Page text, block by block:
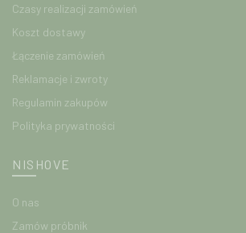
Czasy realizacji zamówień
Koszt dostawy
Łączenie zamówień
Reklamacje i zwroty
Regulamin zakupów
Polityka prywatności
NISHOVE
O nas
Zamów próbnik